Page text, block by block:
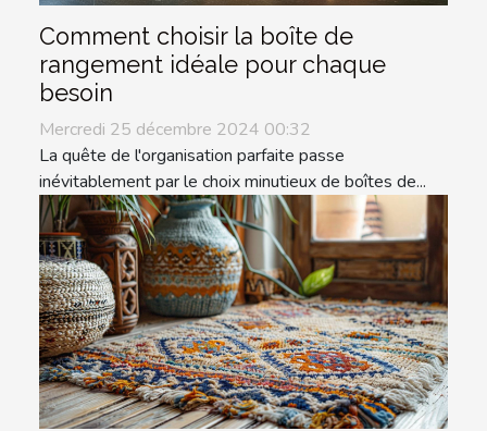
Comment choisir la boîte de
rangement idéale pour chaque
besoin
Mercredi 25 décembre 2024 00:32
La quête de l'organisation parfaite passe
inévitablement par le choix minutieux de boîtes de...